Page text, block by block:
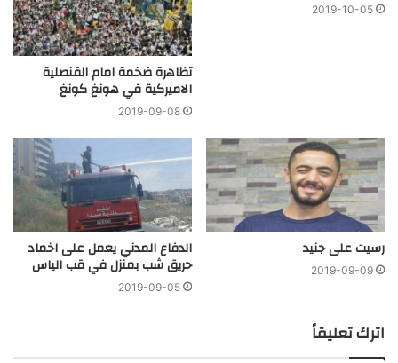
2019-10-05
تظاهرة ضخمة امام القنصلية
الاميركية في هونغ كونغ
2019-09-08
رسيت على جنيد
2019-09-09
الدفاع المدني يعمل على اخماد
حريق شب بمنزل في قب الياس
2019-09-05
اترك تعليقاً